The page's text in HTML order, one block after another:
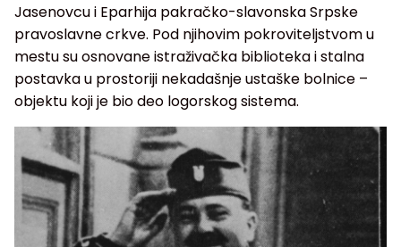
Jasenovcu i Eparhija pakračko-slavonska Srpske
pravoslavne crkve. Pod njihovim pokroviteljstvom u
mestu su osnovane istraživačka biblioteka i stalna
postavka u prostoriji nekadašnje ustaške bolnice –
objektu koji je bio deo logorskog sistema.